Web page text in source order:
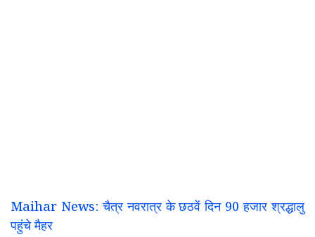
Maihar News: चैत्र नवरात्र के छठवें दिन 90 हजार श्रद्धालु
पहुंचे मैहर